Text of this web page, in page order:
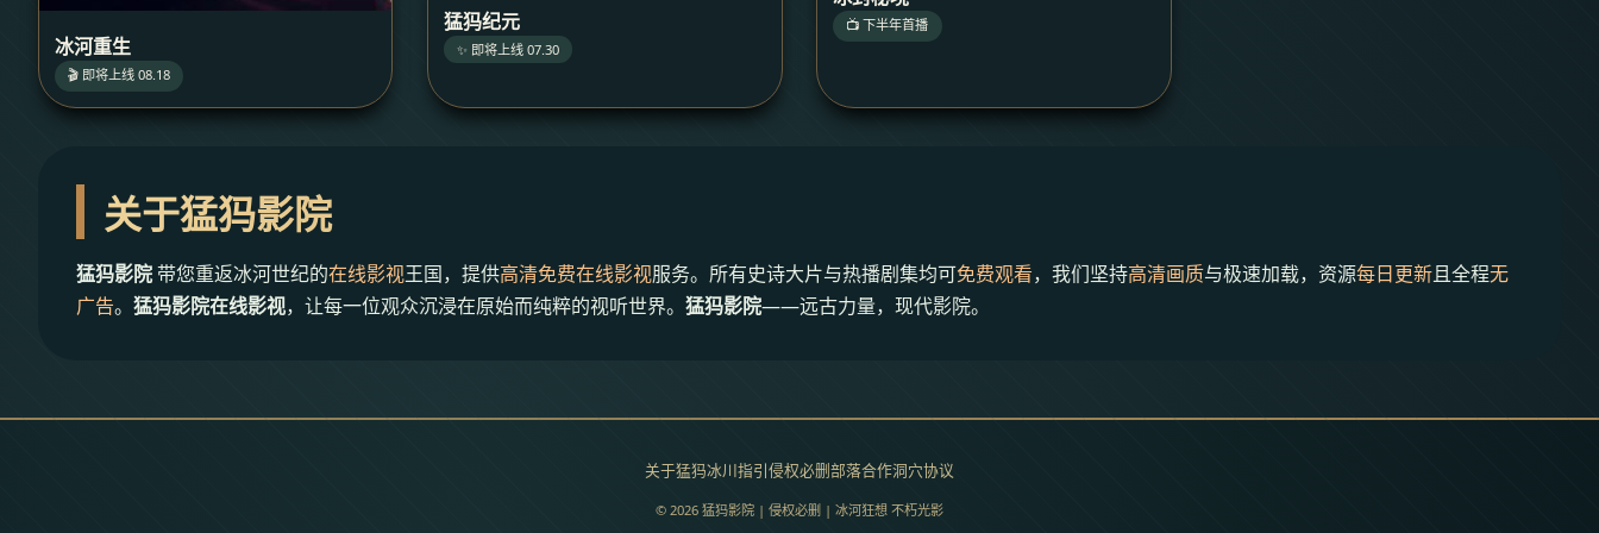
冰河重生
🎬 即将上线 08.18
猛犸纪元
✨ 即将上线 07.30
📺 下半年首播
关于猛犸影院
猛犸影院带您重返冰河世纪的在线影视王国，提供高清免费在线影视服务。所有史诗大片与热播剧集均可免费观看，我们坚持高清画质与极速加载，资源每日更新且全程无
广告。 猛犸影院在线影视，让每一位观众沉浸在原始而纯粹的视听世界。 猛犸影院——远古力量，现代影院。
关于猛犸冰川指引侵权必删部落合作洞穴协议
© 2026 猛犸影院 | 侵权必删 | 冰河狂想 不朽光影